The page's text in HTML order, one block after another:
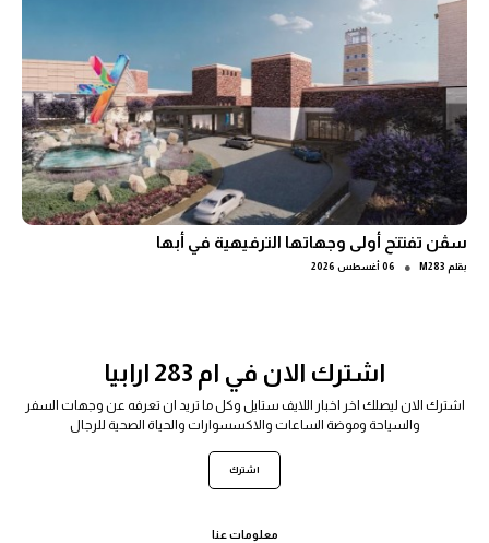
سڤن تفتتح أولى وجهاتها الترفيهية في أبها
بقلم M283
● 06 أغسطس 2026
اشترك الان في ام 283 ارابيا
اشترك الان ليصلك اخر اخبار اللايف ستايل وكل ما تريد ان تعرفه عن وجهات السفر
والسياحة وموضة الساعات والاكسسوارات والحياة الصحية للرجال
اشترك
معلومات عنا